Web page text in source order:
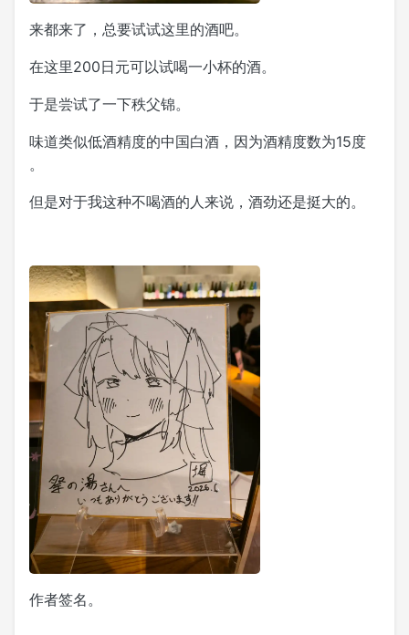
来都来了，总要试试这里的酒吧。
在这里200日元可以试喝一小杯的酒。
于是尝试了一下秩父锦。
味道类似低酒精度的中国白酒，因为酒精度数为15度
。
但是对于我这种不喝酒的人来说，酒劲还是挺大的。
作者签名。